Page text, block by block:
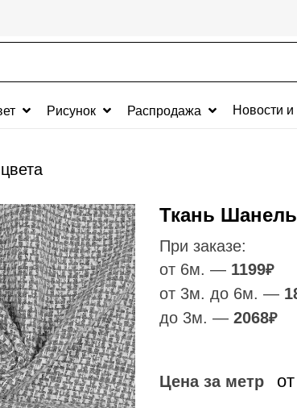
Рисунок Распродажа Новости и
Ткань
При заказе:
от 6м. — 1199₽
от 3м. до 6м. —
до 3м. — 2068₽
Цена за метр